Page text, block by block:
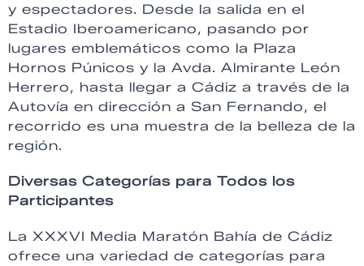
y espectadores. Desde la salida en el
Estadio Iberoamericano, pasando por
lugares emblemáticos como la Plaza
Hornos Púnicos y la Avda. Almirante León
Herrero, hasta llegar a Cádiz a través de la
Autovía en dirección a San Fernando, el
recorrido es una muestra de la belleza de la
región.
Diversas Categorías para Todos los
Participantes
La XXXVI Media Maratón Bahía de Cádiz
ofrece una variedad de categorías para